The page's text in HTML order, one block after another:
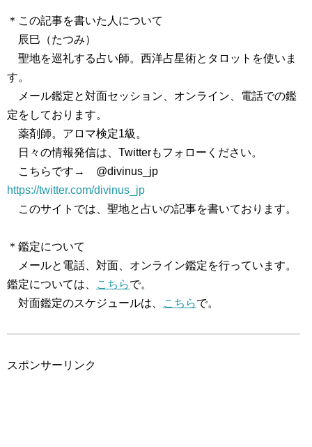
＊この記事を書いた人について
辰巳（たつみ）
聖地を巡礼する占い師。西洋占星術とタロットを使いま
す。
メール鑑定と対面セッション、オンライン、電話での鑑
定をしております。
薬剤師。アロマ検定1級。
日々の情報発信は、Twitterもフォローください。
こちらです→ @divinus_jp
https://twitter.com/divinus_jp
このサイトでは、聖地と占いの記事を書いております。
＊鑑定について
メールと電話、対面、オンライン鑑定を行っています。
鑑定については、
こちらで。
対面鑑定のスケジュールは、
こちらで。
スポンサーリンク